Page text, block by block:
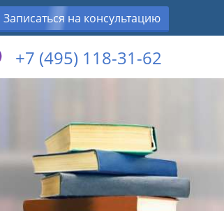
Записаться на консультацию
+7 (495) 118-31-62